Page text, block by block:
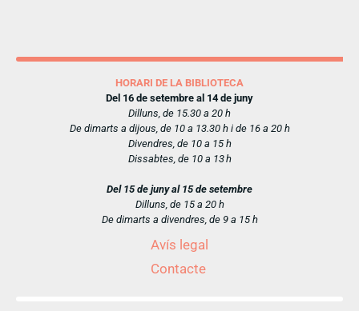
HORARI DE LA BIBLIOTECA
Del 16 de setembre al 14 de juny
Dilluns, de 15.30 a 20 h
De dimarts a dijous, de 10 a 13.30 h i de 16 a 20 h
Divendres, de 10 a 15 h
Dissabtes, de 10 a 13 h
Del 15 de juny al 15 de setembre
Dilluns, de 15 a 20 h
De dimarts a divendres, de 9 a 15 h
Avís legal
Contacte